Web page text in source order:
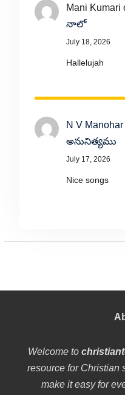
Mani Kumari
నాలో
July 18, 2026
Hallelujah
N V Manohar
అనునిత్యము
July 17, 2026
Nice songs
Welcome to
resource for Christian
make it easy for